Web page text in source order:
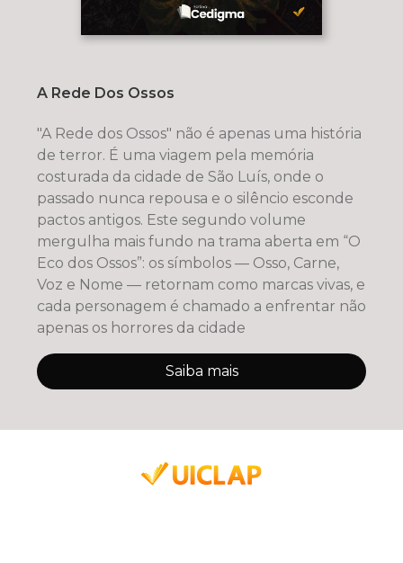
A Rede Dos Ossos
"A Rede dos Ossos" não é apenas uma história
de terror. É uma viagem pela memória
costurada da cidade de São Luís, onde o
passado nunca repousa e o silêncio esconde
pactos antigos. Este segundo volume
mergulha mais fundo na trama aberta em “O
Eco dos Ossos”: os símbolos — Osso, Carne,
Voz e Nome — retornam como marcas vivas, e
cada personagem é chamado a enfrentar não
apenas os horrores da cidade
Saiba mais